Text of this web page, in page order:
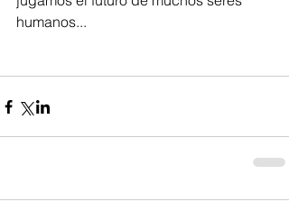
humanos...